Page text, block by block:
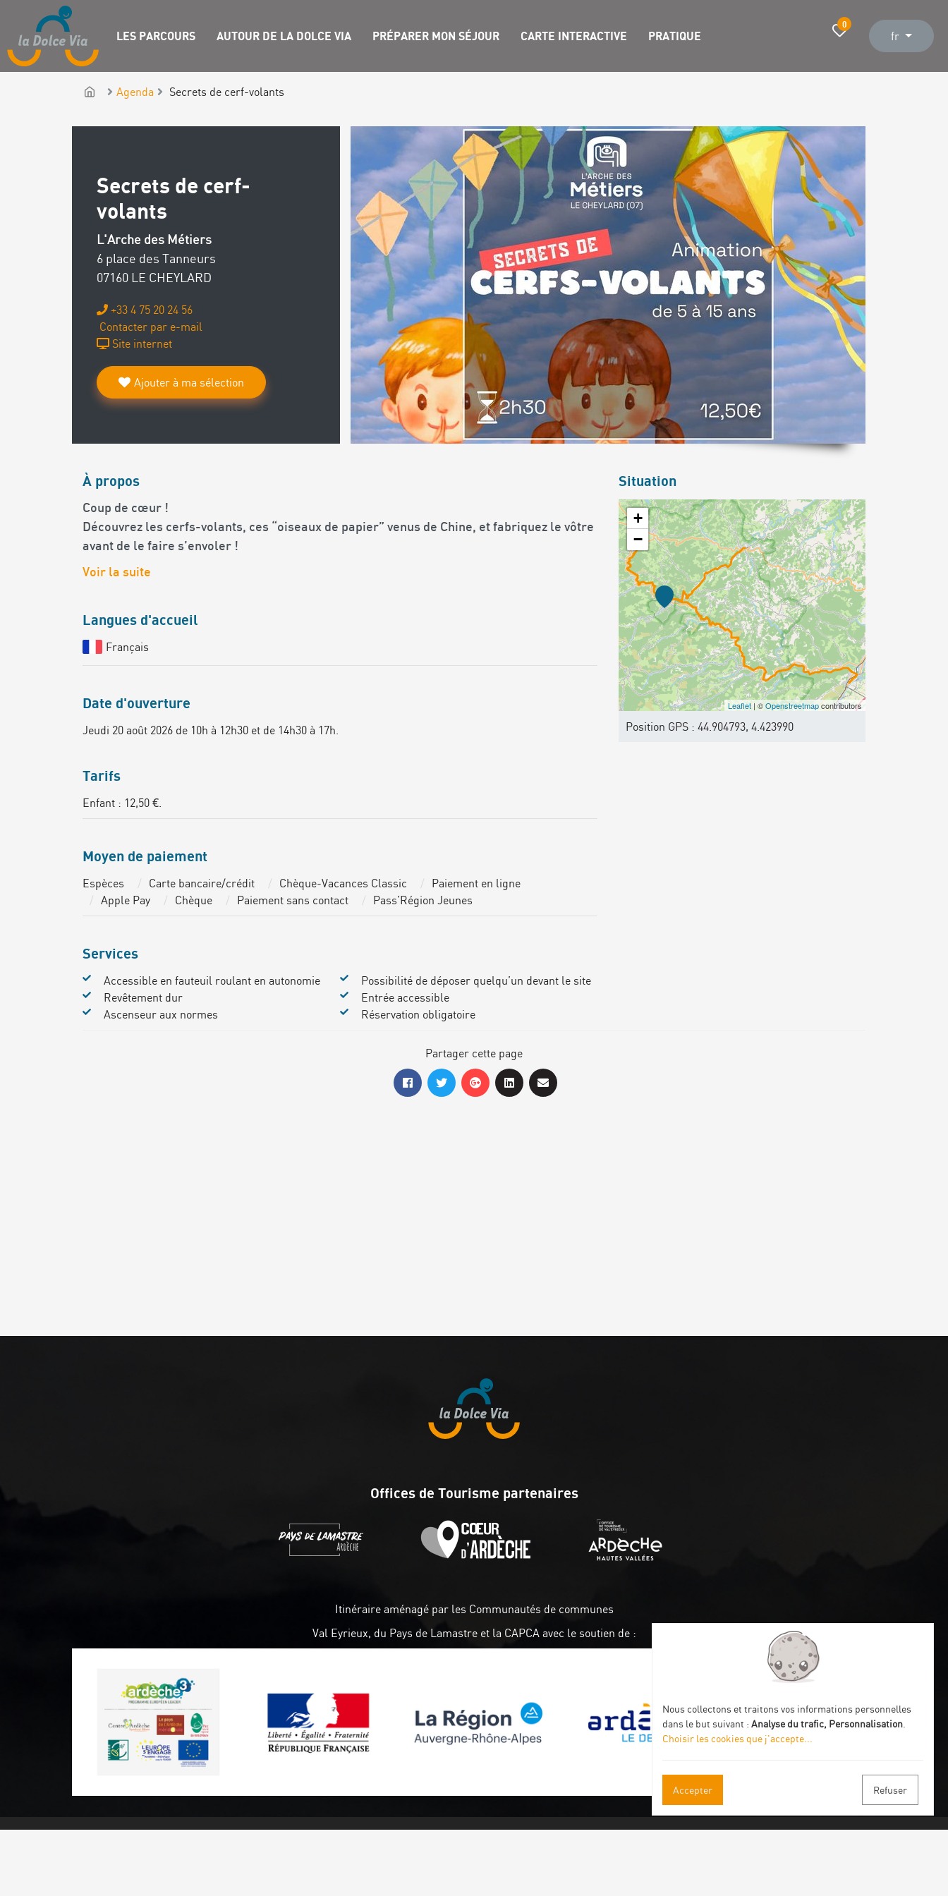
LES PARCOURS AUTOUR DE LA DOLCE VIA PRÉPARER MON SÉJOUR CARTE INTERACTIVE PRATIQUE
0
fr
Agenda Secrets de cerf-volants
Secrets de cerf-
volants
L'Arche des Métiers
6 place des Tanneurs
07160 LE CHEYLARD
+33 4 75 20 24 56
Contacter par e-mail
Site internet
Ajouter à ma sélection
À propos
Coup de cœur !
Découvrez les cerfs-volants, ces “oiseaux de papier” venus de Chine, et fabriquez le vôtre
avant de le faire s’envoler !
Voir la suite
Langues d'accueil
Français
Date d'ouverture
Jeudi 20 août 2026 de 10h à 12h30 et de 14h30 à 17h.
Tarifs
Enfant : 12,50 €.
Moyen de paiement
Espèces Carte bancaire/crédit Chèque-Vacances Classic
Paiement en ligne
Apple Pay
Chèque Paiement sans contact Pass’Région Jeunes
Services
Accessible en fauteuil roulant en autonomie
Possibilité de déposer quelqu’un devant le site
Revêtement dur
Entrée accessible
Ascenseur aux normes
Réservation obligatoire
Situation
+
−
Leaflet| ©Openstreetmapcontributors
Position GPS : 44.904793, 4.423990
Partager cette page
Offices de Tourisme partenaires
Itinéraire aménagé par les Communautés de communes
Val Eyrieux, du Pays de Lamastre et la CAPCA avec le soutien de :
Nous collectons et traitons vos informations personnelles
dans le but suivant : Analyse du trafic, Personnalisation
Choisir les cookies que j'accepte
Accepter Refuser